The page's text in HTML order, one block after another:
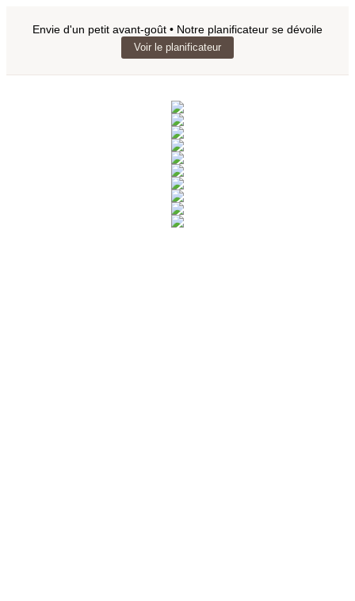
Envie d'un petit avant-goût • Notre planificateur se dévoile
Voir le planificateur